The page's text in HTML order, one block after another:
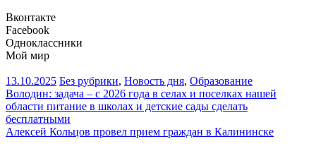
Вконтакте
Facebook
Одноклассники
Мой мир
13.10.2025 Без рубрики, Новость дня, Образование
Навигация
по
записям
Володин: задача – с 2026 года в селах и поселках нашей
области питание в школах и детские сады сделать
бесплатными
Алексей Кольцов провел прием граждан в Калининске